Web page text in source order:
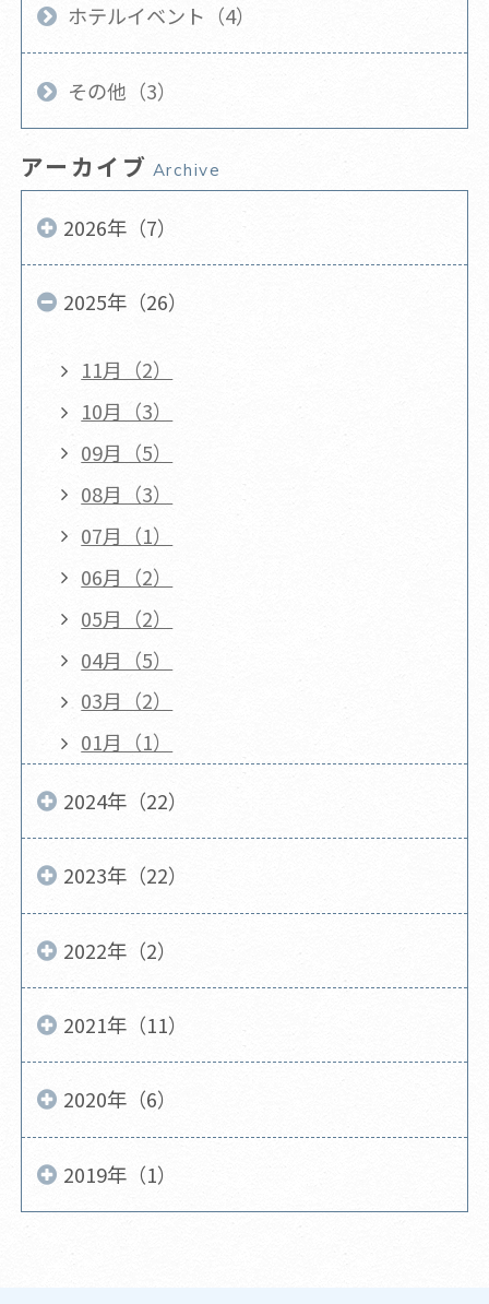
ホテルイベント（4）
その他（3）
アーカイブ Archive
2026年（7）
2025年（26）
11月（2）
10月（3）
09月（5）
08月（3）
07月（1）
06月（2）
05月（2）
04月（5）
03月（2）
01月（1）
2024年（22）
2023年（22）
2022年（2）
2021年（11）
2020年（6）
2019年（1）